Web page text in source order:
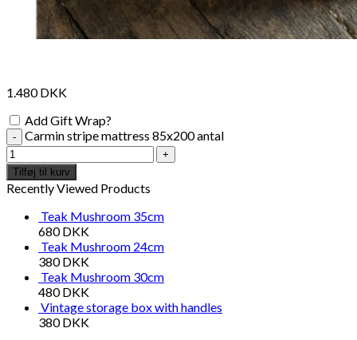
1.480DKK
Add Gift Wrap?
Carmin stripe mattress 85x200 antal
Tilføj til kurv
Recently Viewed Products
Teak Mushroom 35cm
680DKK
Teak Mushroom 24cm
380DKK
Teak Mushroom 30cm
480DKK
Vintage storage box with handles
380DKK